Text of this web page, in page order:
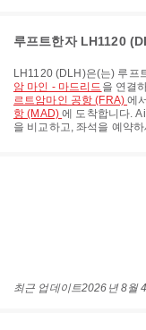
루프트한자 LH1120
LH1120(DLH )은(는) 루프
암 마인 - 마드리드 을 연결
르트암마인 공항 (FRA)에
항 (MAD)에 도착합니다.
을 비교하고, 좌석을 예약
최근 업데이트2026년 8월